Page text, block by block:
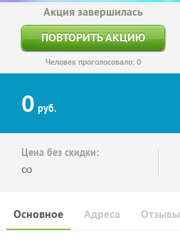
Акция завершилась
ПОВТОРИТЬ АКЦИЮ
Человек проголосовало: 0
0 руб.
Цена без скидки:
∞
Основное Отзывы
Адреса